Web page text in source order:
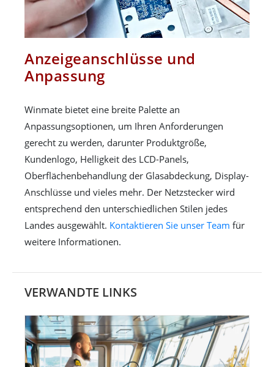
Anzeigeanschlüsse und
Anpassung
Winmate bietet eine breite Palette an
Anpassungsoptionen, um Ihren Anforderungen
gerecht zu werden, darunter Produktgröße,
Kundenlogo, Helligkeit des LCD-Panels,
Oberflächenbehandlung der Glasabdeckung, Display-
Anschlüsse und vieles mehr. Der Netzstecker wird
entsprechend den unterschiedlichen Stilen jedes
Landes ausgewählt. Kontaktieren Sie unser Team für
weitere Informationen.
VERWANDTE LINKS